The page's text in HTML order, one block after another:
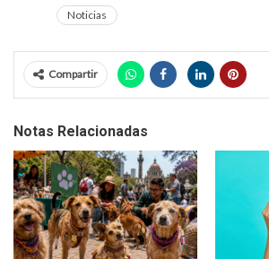
Noticias
Compartir
Notas Relacionadas